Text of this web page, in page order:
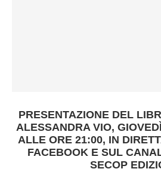
PRESENTAZIONE DEL
ALESSANDRA VIO,
ALLE ORE 21:00, IN
FACEBOOK E SUL
SECOP